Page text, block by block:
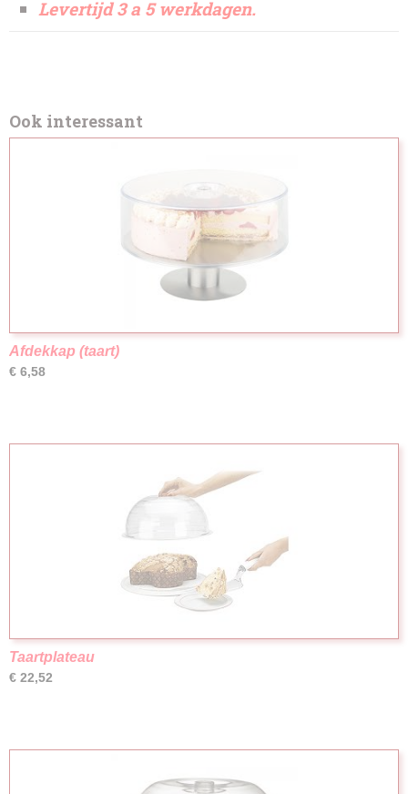
Levertijd 3 a 5 werkdagen.
Ook interessant
Afdekkap (taart)
€ 6,58
Taartplateau
€ 22,52